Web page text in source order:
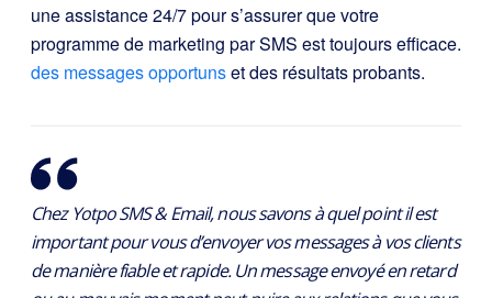
une assistance 24/7 pour s’assurer que votre
programme de marketing par SMS est toujours efficace.
des messages opportunset des résultats probants.
Chez Yotpo SMS & Email, nous savons à quel point il est
important pour vous d’envoyer vos messages à vos clients
de manière fiable et rapide. Un message envoyé en retard